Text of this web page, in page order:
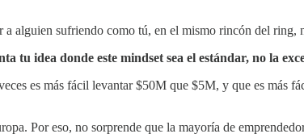
alguien sufriendo como tú, en el mismo rincón del ring,
tu idea donde este mindset sea el estándar, no la
es más fácil levantar $50M que $5M, y que es más
Por eso, no sorprende que la mayoría de